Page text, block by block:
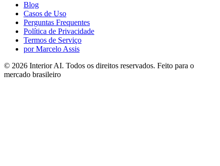
Blog
Casos de Uso
Perguntas Frequentes
Política de Privacidade
Termos de Serviço
por Marcelo Assis
© 2026 Interior AI. Todos os direitos reservados. Feito para o
mercado brasileiro